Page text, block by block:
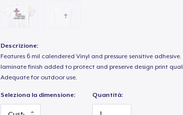
Descrizione:
Features 6 mil calendered Vinyl and pressure sensitive adhesive.
laminate finish added to protect and preserve design print
Adequate for outdoor use.
Seleziona la dimensione: Quantità: